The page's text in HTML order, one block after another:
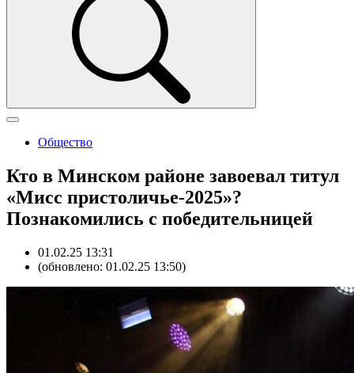
Общество
Кто в Минском районе завоевал титул
«Мисс пристоличье-2025»?
Познакомились с победительницей
01.02.25 13:31
(обновлено: 01.02.25 13:50)